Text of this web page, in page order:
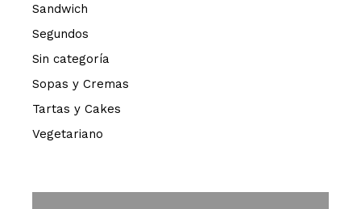
Sandwich
Segundos
Sin categoría
Sopas y Cremas
Tartas y Cakes
Vegetariano